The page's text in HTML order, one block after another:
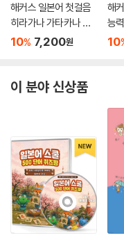
워졌습니다. 일전의 장사꾼
--- p.89
재촉하는 통에 손에 들고 있
두세 개 남기고서 떠나고 말
밤이 밝자 먼바다의 새까맣
파한 배는 셀 수 없을 정도였
--- p.97
캄캄하고 별도 보이지 않는
해커스 일본어 첫걸음
히라가나 가타카나 쓰
기노트
10% 7,200원
해
능
10
이 분야 신상품